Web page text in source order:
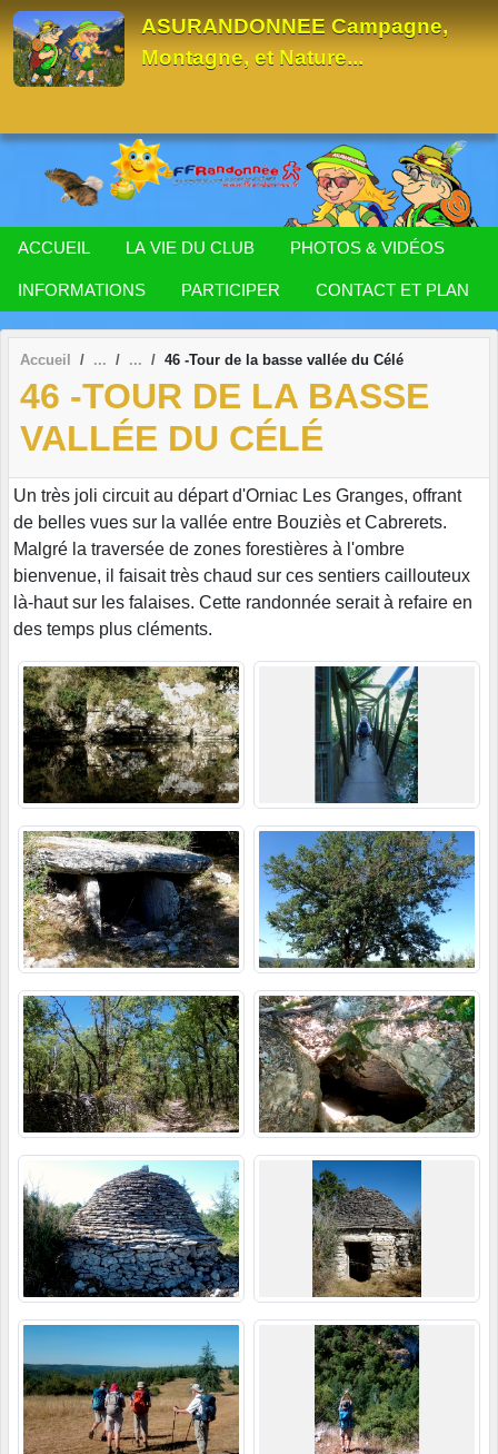
ASURANDONNEE Campagne,
Montagne, et Nature...
ACCUEIL LA VIE DU CLUB PHOTOS & VIDÉOS
INFORMATIONS PARTICIPER CONTACT ET PLAN
Accueil 46 -Tour de la basse vallée du Célé
46 -TOUR DE LA BASSE
VALLÉE DU CÉLÉ
Un très joli circuit au départ d'Orniac Les Granges, offrant
de belles vues sur la vallée entre Bouziès et Cabrerets.
Malgré la traversée de zones forestières à l'ombre
bienvenue, il faisait très chaud sur ces sentiers caillouteux
là-haut sur les falaises. Cette randonnée serait à refaire en
des temps plus cléments.
Panneau de gestion des cookies